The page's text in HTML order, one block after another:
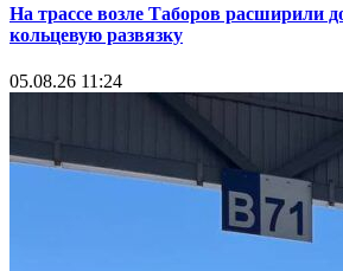
На трассе возле Таборов расширили
кольцевую развязку
05.08.26 11:24